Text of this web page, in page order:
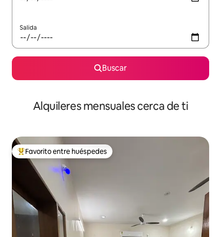
Salida
Buscar
Alquileres mensuales cerca de ti
Favorito entre huéspedes preferido
Favorito entre huéspedes